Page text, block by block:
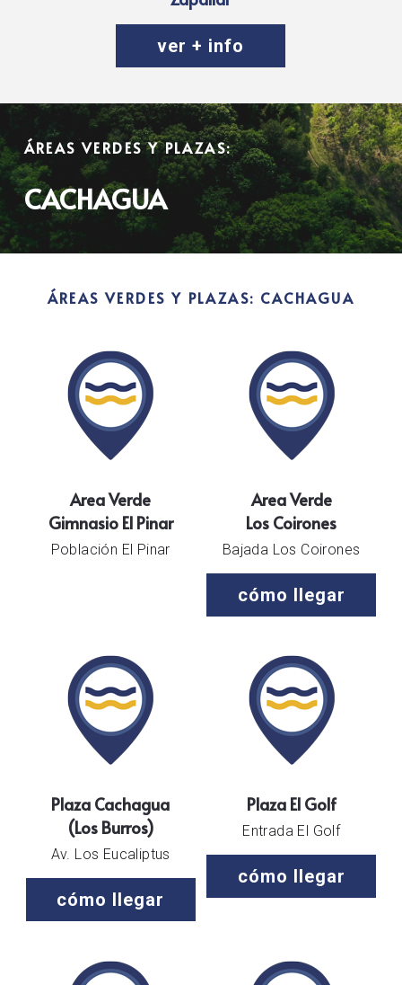
ver + info
ÁREAS VERDES Y PLAZAS:
CACHAGUA
ÁREAS VERDES Y PLAZAS: CACHAGUA
Area Verde
Gimnasio El Pinar
Población El Pinar
Area Verde
Los Coirones
Bajada Los Coirones
cómo llegar
Plaza Cachagua
(Los Burros)
Av. Los Eucaliptus
cómo llegar
Plaza El Golf
Entrada El Golf
cómo llegar